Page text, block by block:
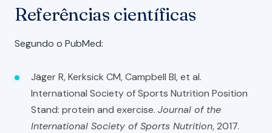
Referências científicas
Segundo o PubMed:
Jäger R, Kerksick CM, Campbell BI, et al.
International Society of Sports Nutrition Position
Stand: protein and exercise.Journal of the
International Society of Sports Nutrition, 2017.